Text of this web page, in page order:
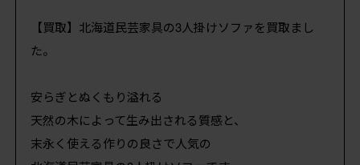
【買取】北海道民芸家具の3人掛けソファを買取まし
た。
安らぎとぬくもり溢れる
天然の木によって生み出される質感と、
末永く使える作りの良さで人気の